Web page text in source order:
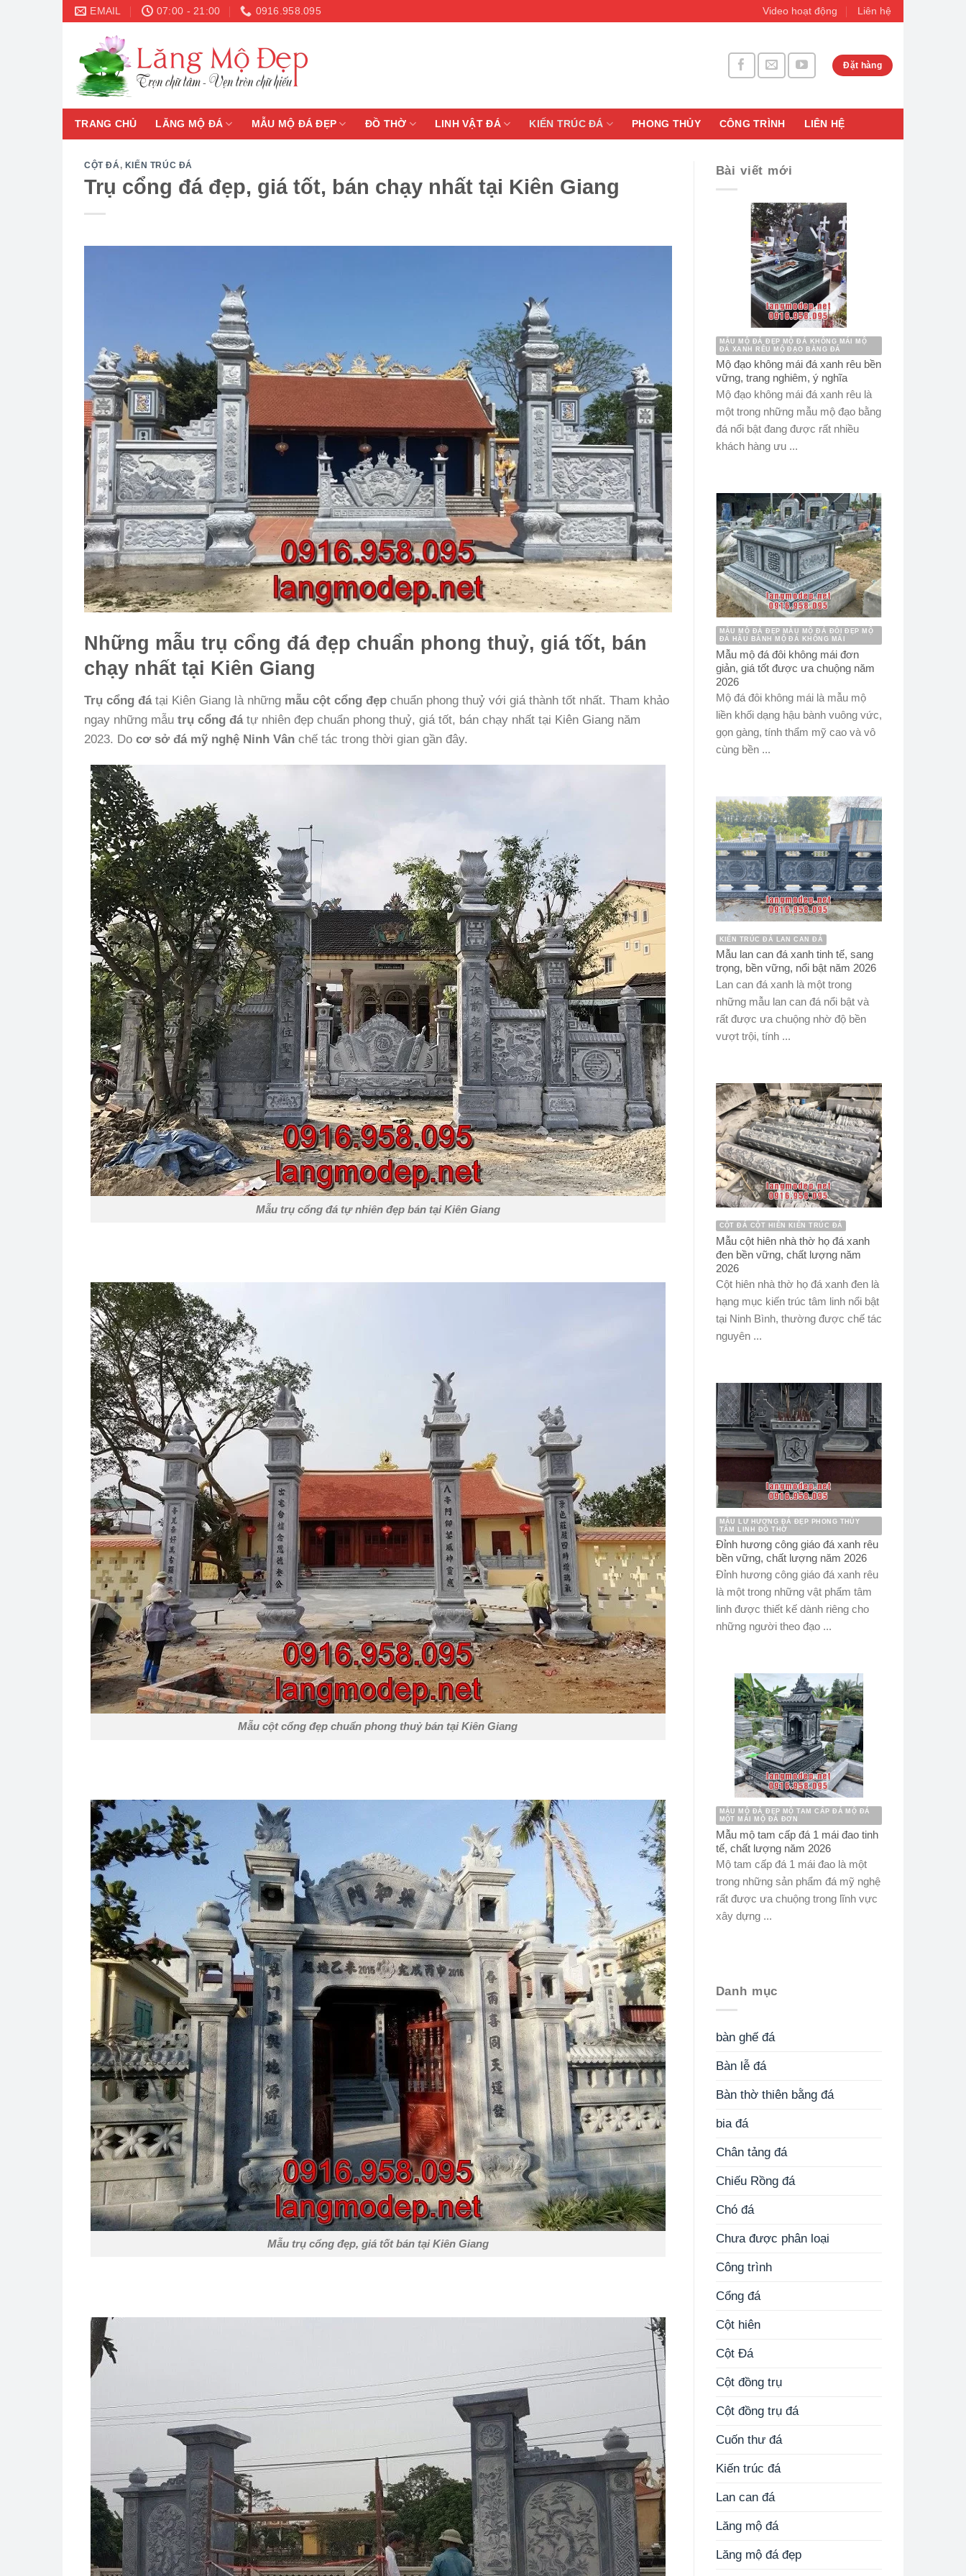
Skip
content
EMAIL 07:00 - 21:00 0916.958.095 Video hoạt động Liên hệ
Đặt hàng
TRANG CHỦ LĂNG MỘ ĐÁ MẪU MỘ ĐÁ ĐẸP ĐỒ THỜ LINH VẬT ĐÁ KIẾN TRÚC ĐÁ PHONG THỦY CÔNG TRÌNH LIÊN HỆ
CỘT ĐÁ, KIẾN TRÚC ĐÁ
Trụ cổng đá đẹp, giá tốt, bán chạy nhất tại Kiên Giang
Những mẫu trụ cổng đá đẹp chuẩn phong thuỷ, giá tốt, bán
chạy nhất tại Kiên Giang
Trụ cổng đátại Kiên Giang là những mẫu cột cổng đẹp chuẩn phong thuỷ với giá thành tốt nhất. Tham khảo
ngay những mẫu trụ cổng đátự nhiên đẹp chuẩn phong thuỷ, giá tốt, bán chạy nhất tại Kiên Giang năm
2023. Do cơ sở đá mỹ nghệ Ninh Vân chế tác trong thời gian gần đây.
Mẫu trụ cổng đá tự nhiên đẹp bán tại Kiên Giang
Mẫu cột cổng đẹp chuẩn phong thuỷ bán tại Kiên Giang
Mẫu trụ cổng đẹp, giá tốt bán tại Kiên Giang
Bài viết mới
MẪU MỘ ĐÁ ĐẸP MỘ ĐÁ KHÔNG MÁI MỘ
ĐÁ XANH RÊU MỘ ĐẠO BẰNG ĐÁ
Mộ đạo không mái đá xanh rêu bền
vững, trang nghiêm, ý nghĩa
Mộ đạo không mái đá xanh rêu là
một trong những mẫu mộ đạo bằng
đá nổi bật đang được rất nhiều
khách hàng ưu ...
MẪU MỘ ĐÁ ĐẸP MẪU MỘ ĐÁ ĐÔI ĐẸP MỘ
ĐÁ HẬU BÀNH MỘ ĐÁ KHÔNG MÁI
Mẫu mộ đá đôi không mái đơn
giản, giá tốt được ưa chuộng năm
2026
Mộ đá đôi không mái là mẫu mộ
liền khối dạng hậu bành vuông vức,
gọn gàng, tính thẩm mỹ cao và vô
cùng bền ...
KIẾN TRÚC ĐÁ LAN CAN ĐÁ
Mẫu lan can đá xanh tinh tế, sang
trọng, bền vững, nổi bật năm 2026
Lan can đá xanh là một trong
những mẫu lan can đá nổi bật và
rất được ưa chuộng nhờ độ bền
vượt trội, tính ...
CỘT ĐÁ CỘT HIÊN KIẾN TRÚC ĐÁ
Mẫu cột hiên nhà thờ họ đá xanh
đen bền vững, chất lượng năm
2026
Cột hiên nhà thờ họ đá xanh đen là
hạng mục kiến trúc tâm linh nổi bật
tại Ninh Bình, thường được chế tác
nguyên ...
MẪU LƯ HƯƠNG ĐÁ ĐẸP PHONG THỦY
TÂM LINH ĐỒ THỜ
Đỉnh hương công giáo đá xanh rêu
bền vững, chất lượng năm 2026
Đỉnh hương công giáo đá xanh rêu
là một trong những vật phẩm tâm
linh được thiết kế dành riêng cho
những người theo đạo ...
MẪU MỘ ĐÁ ĐẸP MỘ TAM CẤP ĐÁ MỘ ĐÁ
MỘT MÁI MỘ ĐÁ ĐƠN
Mẫu mộ tam cấp đá 1 mái đao tinh
tế, chất lượng năm 2026
Mộ tam cấp đá 1 mái đao là một
trong những sản phẩm đá mỹ nghệ
rất được ưa chuộng trong lĩnh vực
xây dựng ...
Danh mục
bàn ghế đá
Bàn lễ đá
Bàn thờ thiên bằng đá
bia đá
Chân tảng đá
Chiếu Rồng đá
Chó đá
Chưa được phân loại
Công trình
Cổng đá
Cột hiên
Cột Đá
Cột đồng trụ
Cột đồng trụ đá
Cuốn thư đá
Kiến trúc đá
Lan can đá
Lăng mộ đá
Lăng mộ đá đẹp